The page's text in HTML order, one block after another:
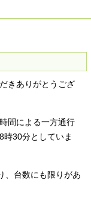
きありがとうござ
間による一方通行
時30分としていま
、台数にも限りがあ